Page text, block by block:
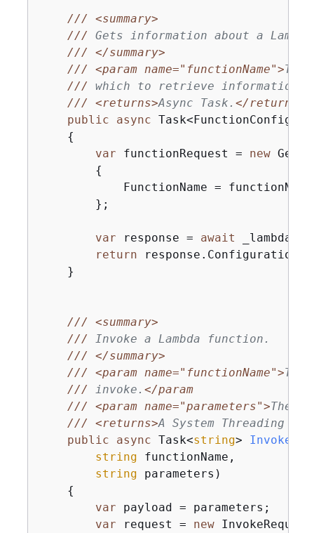
///
<summary>
/// Gets information about a
///
</summary>
///
<param name="functionName">The
/// which to retrieve information.
///
<returns>Async Task. </returns>
public
async
{
var functionRequest = new
{
FunctionName =
        };
var response = await
return response.Configuration;
    }
///
<summary>
/// Invoke a Lambda function.
///
</summary>
///
<param name="functionName">The
/// invoke. </param
    /// <param name="parameters">
The
///
<returns>A System Threading
public
async Task<string>
string functionName,
string parameters )
{
var payload = parameters;
var request = new InvokeRequest